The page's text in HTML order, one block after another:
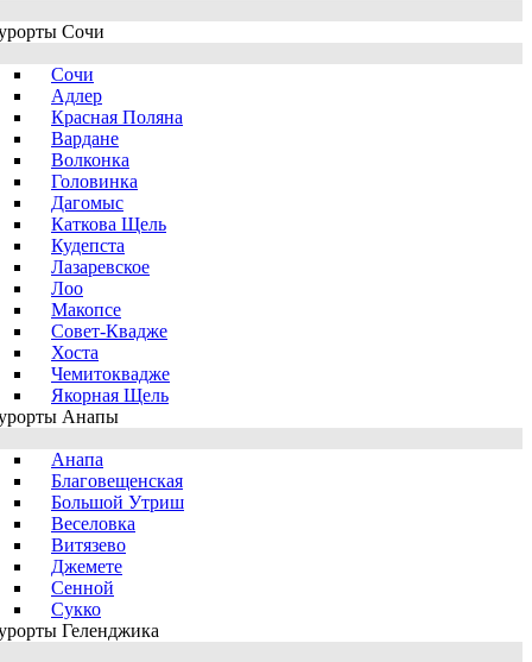
Сочи
Сочи
Адлер
Красная Поляна
Вардане
Волконка
Головинка
Дагомыс
Каткова Щель
Кудепста
Лазаревское
Лоо
Макопсе
Совет-Квадже
Хоста
Чемитоквадже
Якорная Щель
Анапы
Анапа
Благовещенская
Большой Утриш
Веселовка
Витязево
Джемете
Сенной
Сукко
Геленджика